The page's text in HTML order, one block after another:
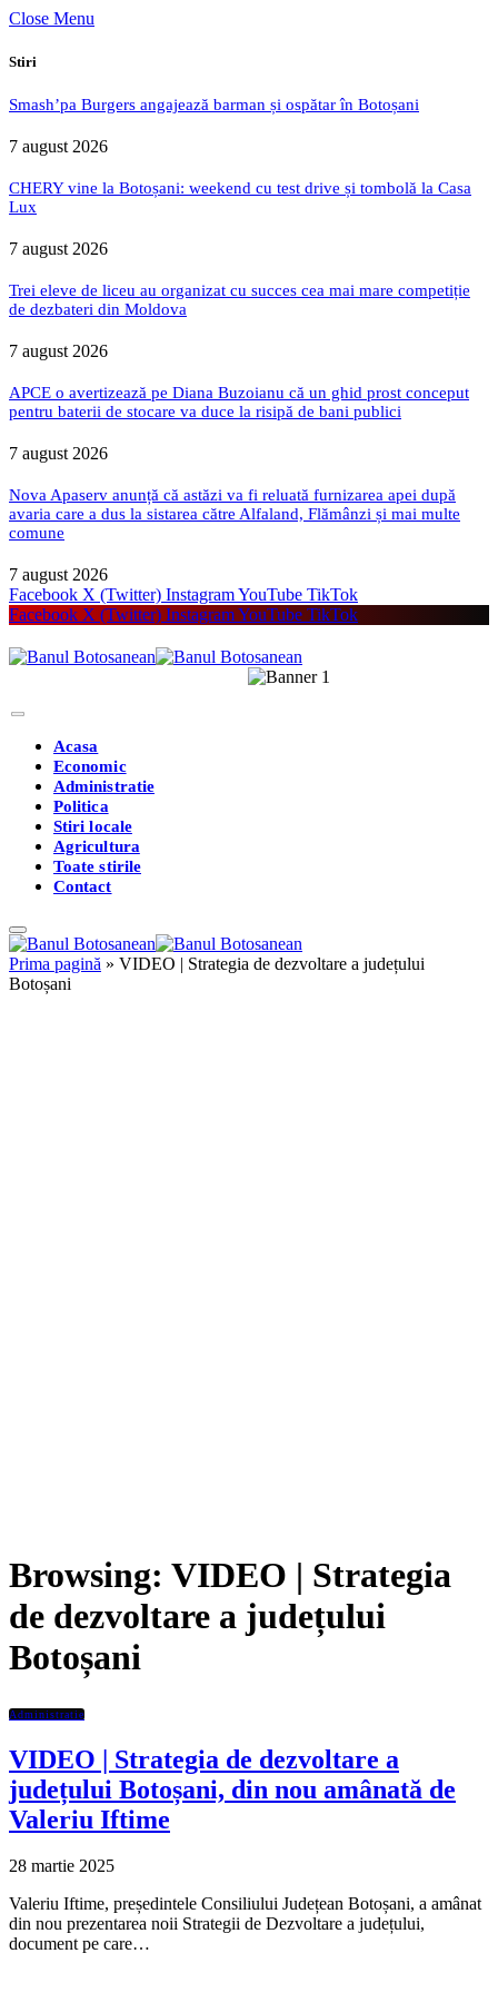
Close Menu
Stiri
Smash’pa Burgers angajează barman și ospătar în Botoșani
7 august 2026
CHERY vine la Botoșani: weekend cu test drive și tombolă la Casa
Lux
7 august 2026
Trei eleve de liceu au organizat cu succes cea mai mare competiție
de dezbateri din Moldova
7 august 2026
APCE o avertizează pe Diana Buzoianu că un ghid prost conceput
pentru baterii de stocare va duce la risipă de bani publici
7 august 2026
Nova Apaserv anunță că astăzi va fi reluată furnizarea apei după
avaria care a dus la sistarea către Alfaland, Flămânzi și mai multe
comune
7 august 2026
Facebook X (Twitter) InstagramYouTube TikTok
Facebook X (Twitter) InstagramYouTube TikTok
Acasa
Economic
Administratie
Politica
Stiri locale
Agricultura
Toate stirile
Contact
Prima pagină » VIDEO | Strategia de dezvoltare a județului
Botoșani
Browsing: VIDEO | Strategia
de dezvoltare a județului
Botoșani
Administratie
VIDEO | Strategia de dezvoltare a
județului Botoșani, din nou amânată de
Valeriu Iftime
28 martie 2025
Valeriu Iftime, președintele Consiliului Județean Botoșani, a amânat
din nou prezentarea noii Strategii de Dezvoltare a județului,
document pe care…